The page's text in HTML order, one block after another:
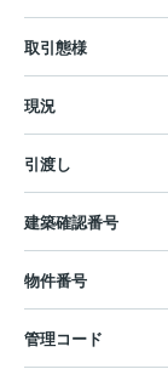
取引態様
現況
引渡し
建築確認番号
物件番号
管理コード